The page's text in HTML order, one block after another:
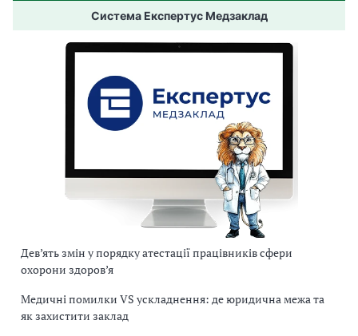
Система Експертус Медзаклад
Дев’ять змін у порядку атестації працівників сфери
охорони здоров’я
Медичні помилки VS ускладнення: де юридична межа та
як захистити заклад